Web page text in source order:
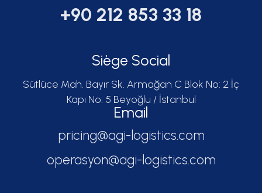
+90 212 853 33 18
Siège Social
Sütlüce Mah. Bayır Sk. Armağan C Blok No: 2 İç
Kapı No: 5 Beyoğlu / İstanbul
Email
pricing@agi-logistics.com
operasyon@agi-logistics.com